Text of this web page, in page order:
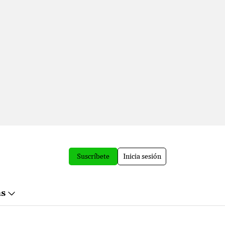
Suscríbete Inicia sesión